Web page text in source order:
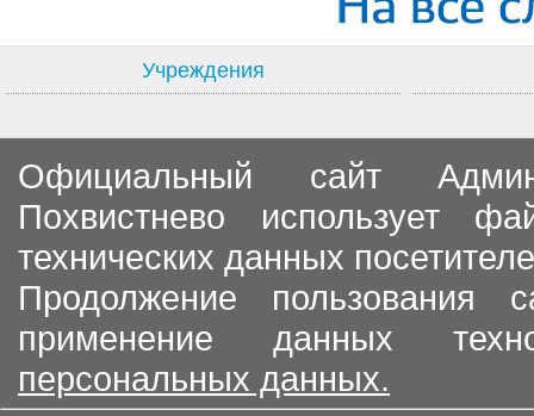
Учреждения
Официальный сайт
Похвистнево использует
технических данных
Продолжение пользования
применение данных
персональных данных.